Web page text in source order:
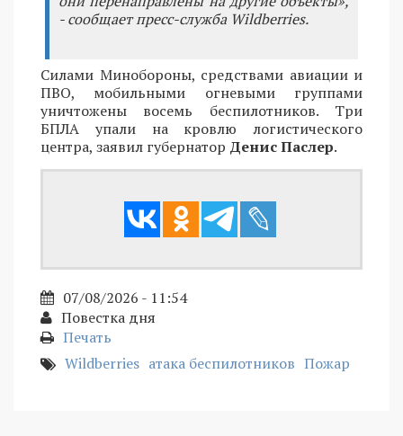
- сообщает пресс-служба Wildberries.
Силами Минобороны, средствами авиации и
ПВО, мобильными огневыми группами
уничтожены восемь беспилотников. Три
БПЛА упали на кровлю логистического
центра, заявил губернатор Денис Паслер.
07/08/2026 - 11:54
Повестка дня
Печать
Wildberries атака беспилотников Пожар